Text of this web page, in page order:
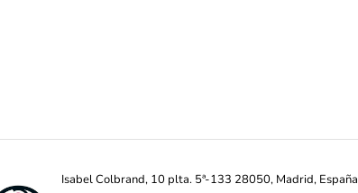
Isabel Colbrand, 10 plta. 5ª-133 28050, Madrid, España